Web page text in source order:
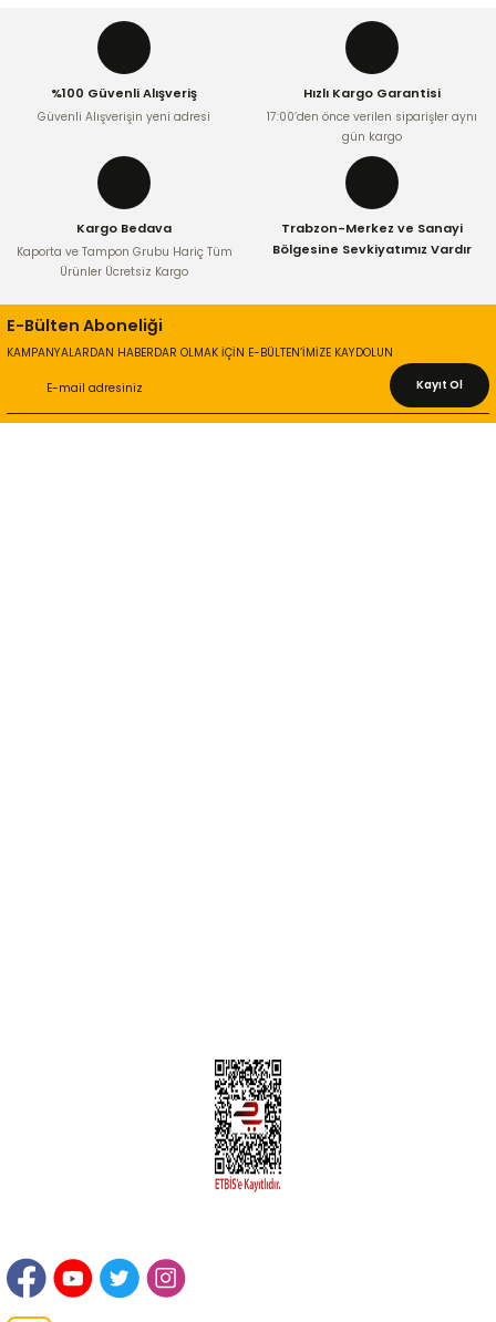
Ürün bilgilerinde hatalar bulunuyor.
Ürün fiyatı diğer sitelerden daha pahalı.
Bu ürüne benzer farklı alternatifler olmalı.
%100 Güvenli Alışveriş
Güvenli Alışverişin yeni adresi
Hızlı Kargo Garantisi
17:00’den önce verilen siparişler aynı
gün kargo
Kargo Bedava
Kaporta ve Tampon Grubu Hariç Tüm
Ürünler Ücretsiz Kargo
Trabzon-Merkez ve Sanayi
Bölgesine Sevkiyatımız Vardır
E-Bülten Aboneliği
KAMPANYALARDAN HABERDAR OLMAK İÇİN E-BÜLTEN’İMİZE KAYDOLUN
Kayıt Ol